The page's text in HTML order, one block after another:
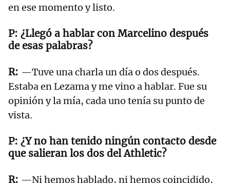
en ese momento y listo.
¿Llegó a hablar con Marcelino después
de esas palabras?
—Tuve una charla un día o dos después.
Estaba en Lezama y me vino a hablar. Fue su
opinión y la mía, cada uno tenía su punto de
vista.
¿Y no han tenido ningún contacto desde
que salieran los dos del Athletic?
—Ni hemos hablado, ni hemos coincidido,